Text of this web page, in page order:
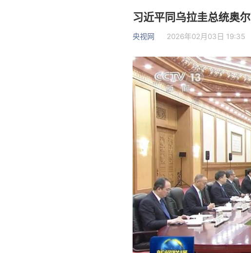
习近平同乌拉圭总统奥
央视网 2026年02月03日 19:35